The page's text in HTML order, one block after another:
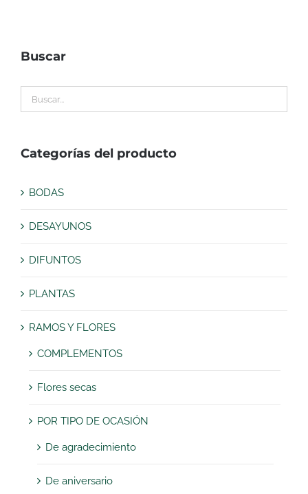
Buscar
Categorías del producto
BODAS
DESAYUNOS
DIFUNTOS
PLANTAS
RAMOS Y FLORES
COMPLEMENTOS
Flores secas
POR TIPO DE OCASIÓN
De agradecimiento
De aniversario